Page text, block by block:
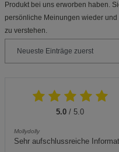
Produkt bei uns erworben haben.
persönliche Meinungen wieder
zu verstehen.
5.0 / 5.0
Mollydolly
Sehr aufschlussreiche